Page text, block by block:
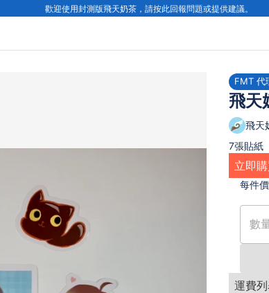
歡迎使用封測版飛天奶茶，請按此回報問題或提供建議。
FMT 代
飛天
飛天
7張貼紙
立即
每件
數
運費